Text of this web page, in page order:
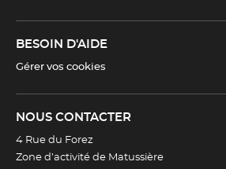
BESOIN D'AIDE
Gérer vos cookies
NOUS CONTACTER
4 Rue du Forez
Zone d’activité de Matussière